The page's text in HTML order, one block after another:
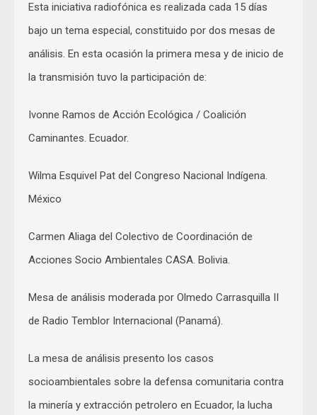
Esta iniciativa radiofónica es realizada cada 15 días
bajo un tema especial, constituido por dos mesas de
análisis. En esta ocasión la primera mesa y de inicio de
la transmisión tuvo la participación de:
Ivonne Ramos de Acción Ecológica / Coalición
Caminantes. Ecuador.
Wilma Esquivel Pat del Congreso Nacional Indígena.
México
Carmen Aliaga del Colectivo de Coordinación de
Acciones Socio Ambientales CASA. Bolivia.
Mesa de análisis moderada por Olmedo Carrasquilla II
de Radio Temblor Internacional (Panamá).
La mesa de análisis presento los casos
socioambientales sobre la defensa comunitaria contra
la minería y extracción petrolero en Ecuador, la lucha